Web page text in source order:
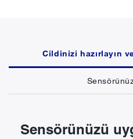
Cildinizi hazırlayın
Sensörünüzü